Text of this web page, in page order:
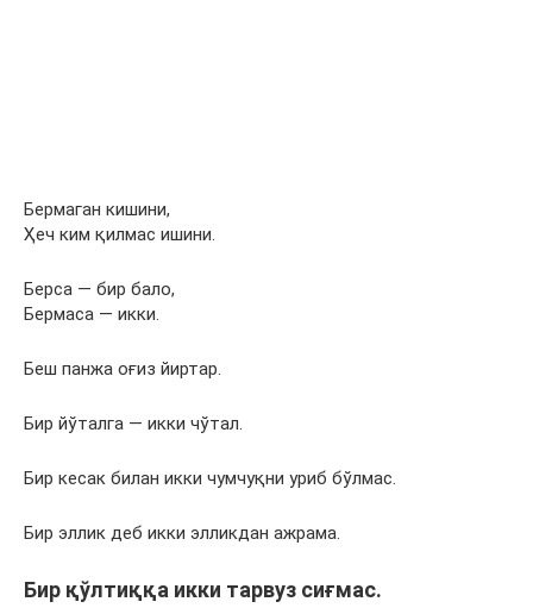
Бермаган кишини,
Ҳеч ким қилмас ишини.
Берса — бир бало,
Бермаса — икки.
Беш панжа оғиз йиртар.
Бир йўталга — икки чўтал.
Бир кесак билан икки чумчуқни уриб бўлмас.
Бир эллик деб икки элликдан ажрама.
Бир қўлтиққа икки тарвуз сиғмас.